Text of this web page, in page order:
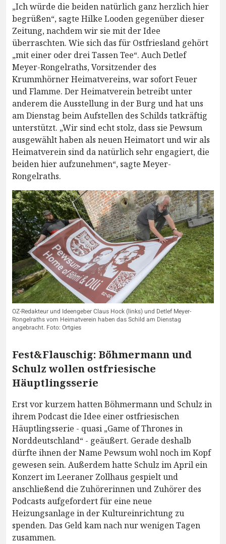
„Ich würde die beiden natürlich ganz herzlich hier
begrüßen“, sagte Hilke Looden gegenüber dieser
Zeitung, nachdem wir sie mit der Idee
überraschten. Wie sich das für Ostfriesland gehört
„mit einer oder drei Tassen Tee“. Auch Detlef
Meyer-Rongelraths, Vorsitzender des
Krummhörner Heimatvereins, war sofort Feuer
und Flamme. Der Heimatverein betreibt unter
anderem die Ausstellung in der Burg und hat uns
am Dienstag beim Aufstellen des Schilds tatkräftig
unterstützt. „Wir sind echt stolz, dass sie Pewsum
ausgewählt haben als neuen Heimatort und wir als
Heimatverein sind da natürlich sehr engagiert, die
beiden hier aufzunehmen“, sagte Meyer-
Rongelraths.
OZ-Redakteur und Ideengeber Claus Hock (links) und Detlef Meyer-
Rongelraths vom Heimatverein haben das Schild am Dienstag
angebracht. Foto: Ortgies
Fest&Flauschig: Böhmermann und
Schulz wollen ostfriesische
Häuptlingsserie
Erst vor kurzem hatten Böhmermann und Schulz in
ihrem Podcast die Idee einer ostfriesischen
Häuptlingsserie - quasi „Game of Thrones in
Norddeutschland“ - geäußert. Gerade deshalb
dürfte ihnen der Name Pewsum wohl noch im Kopf
gewesen sein. Außerdem hatte Schulz im April ein
Konzert im Leeraner Zollhaus gespielt und
anschließend die Zuhörerinnen und Zuhörer des
Podcasts aufgefordert für eine neue
Heizungsanlage in der Kultureinrichtung zu
spenden. Das Geld kam nach nur wenigen Tagen
zusammen.